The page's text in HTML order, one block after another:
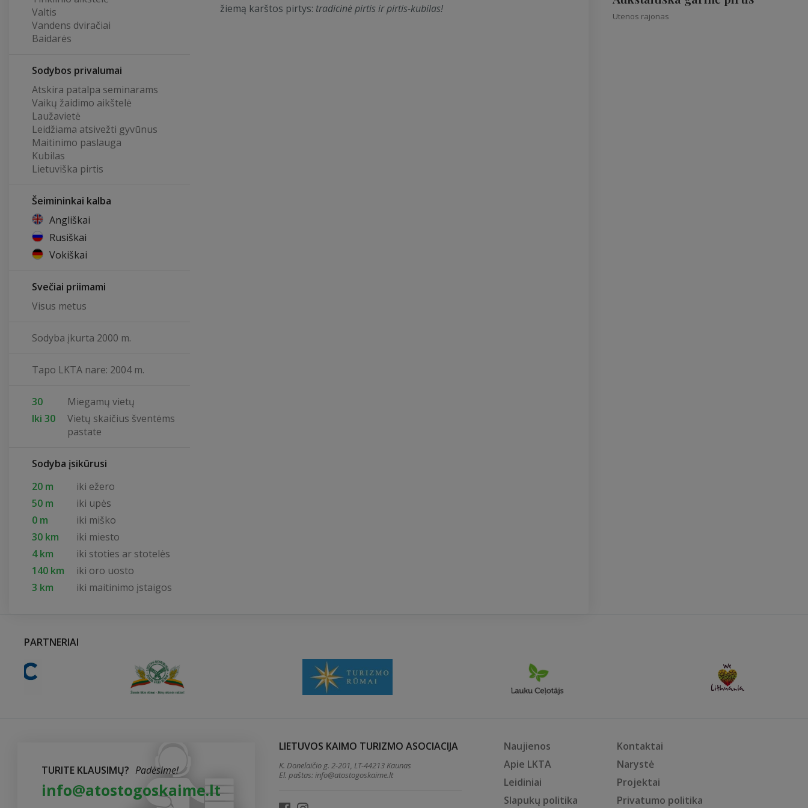
Valtis
Vandens dviračiai
Baidarės
Sodybos privalumai
Atskira patalpa seminarams
Vaikų žaidimo aikštelė
Laužavietė
Leidžiama atsivežti gyvūnus
Maitinimo paslauga
Kubilas
Lietuviška pirtis
Šeimininkai kalba
Angliškai
Rusiškai
Vokiškai
Svečiai priimami
Visus metus
Sodyba įkurta 2000 m.
Tapo LKTA nare: 2004 m.
30
Miegamų vietų
Iki 30
Vietų skaičius šventėms
pastate
Sodyba įsikūrusi
20 m
iki ežero
50 m
iki upės
0 m
iki miško
30 km
iki miesto
4 km
iki stoties ar stotelės
140 km
iki oro uosto
3 km
iki maitinimo įstaigos
žiemą karštos pirtys: tradicinė pirtis ir pirtis-kubilas!
Utenos rajonas
PARTNERIAI
TURITE KLAUSIMŲ? Padėsime!
info@atostogoskaime.lt
LIETUVOS KAIMO TURIZMO ASOCIACIJA
K. Donelaičio g. 2-201, LT-44213 Kaunas
El. paštas:info@atostogoskaime.lt
Naujienos
Kontaktai
Apie LKTA
Narystė
Leidiniai
Projektai
Slapukų politika
Privatumo politika